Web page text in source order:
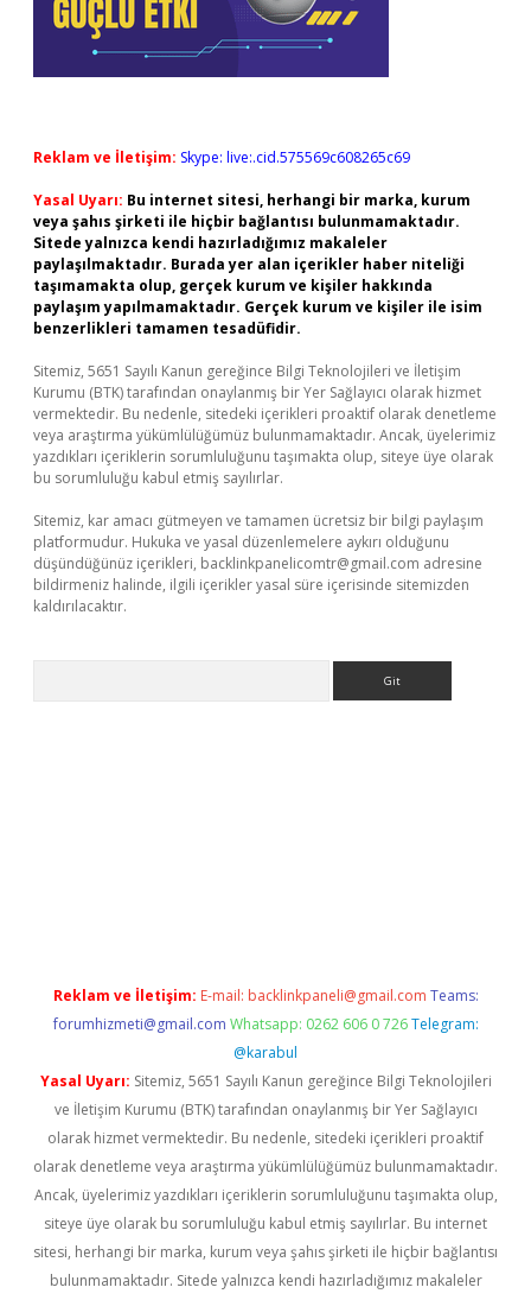
Reklam ve İletişim: Skype: live:.cid.575569c608265c69
Yasal Uyarı: Bu internet sitesi, herhangi bir marka, kurum
veya şahıs şirketi ile hiçbir bağlantısı bulunmamaktadır.
Sitede yalnızca kendi hazırladığımız makaleler
paylaşılmaktadır. Burada yer alan içerikler haber niteliği
taşımamakta olup, gerçek kurum ve kişiler hakkında
paylaşım yapılmamaktadır. Gerçek kurum ve kişiler ile isim
benzerlikleri tamamen tesadüfidir.
Sitemiz, 5651 Sayılı Kanun gereğince Bilgi Teknolojileri ve İletişim
Kurumu (BTK) tarafından onaylanmış bir Yer Sağlayıcı olarak hizmet
vermektedir. Bu nedenle, sitedeki içerikleri proaktif olarak denetleme
veya araştırma yükümlülüğümüz bulunmamaktadır. Ancak, üyelerimiz
yazdıkları içeriklerin sorumluluğunu taşımakta olup, siteye üye olarak
bu sorumluluğu kabul etmiş sayılırlar.
Sitemiz, kar amacı gütmeyen ve tamamen ücretsiz bir bilgi paylaşım
platformudur. Hukuka ve yasal düzenlemelere aykırı olduğunu
düşündüğünüz içerikleri, backlinkpanelicomtr@gmail.com adresine
bildirmeniz halinde, ilgili içerikler yasal süre içerisinde sitemizden
kaldırılacaktır.
Reklam ve İletişim: E-mail: backlinkpaneli@gmail.com Teams:
forumhizmeti@gmail.com Whatsapp: 0262 606 0 726 Telegram:
@karabul
Yasal Uyarı: Sitemiz, 5651 Sayılı Kanun gereğince Bilgi Teknolojileri
ve İletişim Kurumu (BTK) tarafından onaylanmış bir Yer Sağlayıcı
olarak hizmet vermektedir. Bu nedenle, sitedeki içerikleri proaktif
olarak denetleme veya araştırma yükümlülüğümüz bulunmamaktadır.
Ancak, üyelerimiz yazdıkları içeriklerin sorumluluğunu taşımakta olup,
siteye üye olarak bu sorumluluğu kabul etmiş sayılırlar. Bu internet
sitesi, herhangi bir marka, kurum veya şahıs şirketi ile hiçbir bağlantısı
bulunmamaktadır. Sitede yalnızca kendi hazırladığımız makaleler